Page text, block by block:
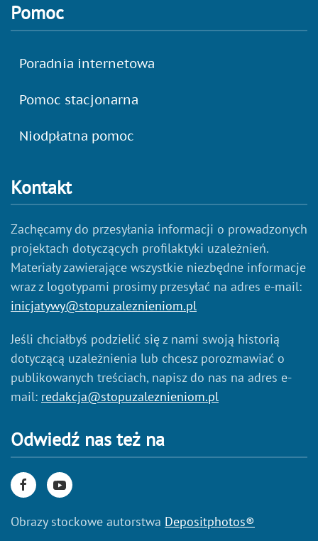
Pomoc
Poradnia internetowa
Pomoc stacjonarna
Niodpłatna pomoc
Kontakt
Zachęcamy do przesyłania informacji o prowadzonych
projektach dotyczących profilaktyki uzależnień.
Materiały zawierające wszystkie niezbędne informacje
wraz z logotypami prosimy przesyłać na adres e-mail:
inicjatywy@stopuzaleznieniom.pl
Jeśli chciałbyś podzielić się z nami swoją historią
dotyczącą uzależnienia lub chcesz porozmawiać o
publikowanych treściach, napisz do nas na adres e-
mail: redakcja@stopuzaleznieniom.pl
Odwiedź nas też na
Obrazy stockowe autorstwa Depositphotos®